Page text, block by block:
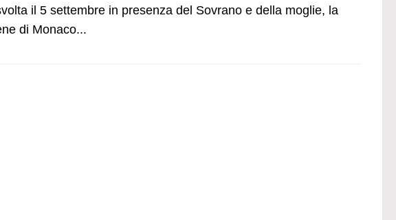
il 5 settembre in presenza del Sovrano e della moglie, la
di Monaco...